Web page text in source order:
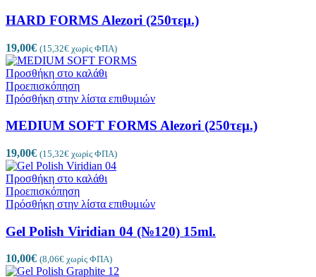
HARD FORMS Alezori (250τεμ.)
19,00€ (15,32€ χωρίς ΦΠΑ)
Προσθήκη στο καλάθι
Προεπισκόπηση
Πρόσθήκη στην λίστα επιθυμιών
MEDIUM SOFT FORMS Alezori (250τεμ.)
19,00€ (15,32€ χωρίς ΦΠΑ)
Προσθήκη στο καλάθι
Προεπισκόπηση
Πρόσθήκη στην λίστα επιθυμιών
Gel Polish Viridian 04 (№120) 15ml.
10,00€ (8,06€ χωρίς ΦΠΑ)